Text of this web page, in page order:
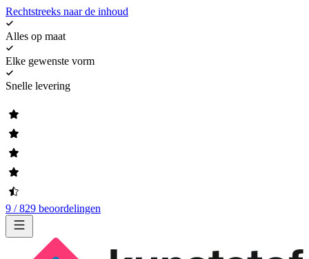
Rechtstreeks naar de inhoud
Alles op maat
Elke gewenste vorm
Snelle levering
9 / 829 beoordelingen